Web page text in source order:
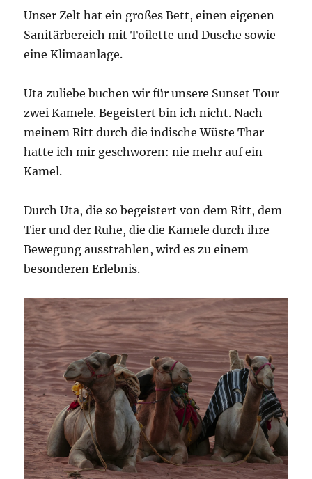
Unser Zelt hat ein großes Bett, einen eigenen
Sanitärbereich mit Toilette und Dusche sowie
eine Klimaanlage.
Uta zuliebe buchen wir für unsere Sunset Tour
zwei Kamele. Begeistert bin ich nicht. Nach
meinem Ritt durch die indische Wüste Thar
hatte ich mir geschworen: nie mehr auf ein
Kamel.
Durch Uta, die so begeistert von dem Ritt, dem
Tier und der Ruhe, die die Kamele durch ihre
Bewegung ausstrahlen, wird es zu einem
besonderen Erlebnis.